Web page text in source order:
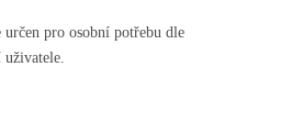
určen pro osobní potřebu dle